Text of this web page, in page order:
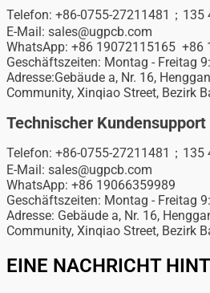
Telefon: +86-0755-27211481；135
E-Mail: sales@ugpcb.com
WhatsApp: +86 19072115165 +86
Geschäftszeiten: Montag - Freitag
Adresse:Gebäude a, Nr. 16,
Community, Xinqiao Street, Bezirk
Technischer Kundensupport
Telefon: +86-0755-27211481；135
E-Mail: sales@ugpcb.com
WhatsApp: +86 19066359989
Geschäftszeiten: Montag - Freitag
Adresse: Gebäude a, Nr. 16,
Community, Xinqiao Street, Bezirk
EINE NACHRICHT